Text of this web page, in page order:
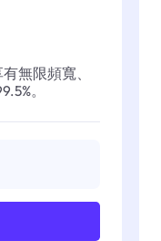
無限頻寬、
。